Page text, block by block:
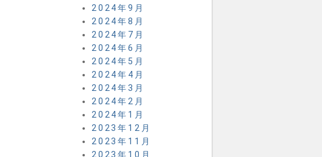
2024年9月
2024年8月
2024年7月
2024年6月
2024年5月
2024年4月
2024年3月
2024年2月
2024年1月
2023年12月
2023年11月
2023年10月